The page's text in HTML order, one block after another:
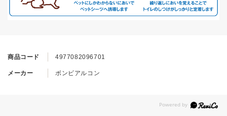
商品コード 4977082096701
メーカー ボンビアルコン